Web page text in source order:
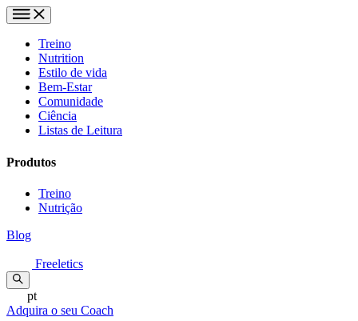
Treino
Nutrition
Estilo de vida
Bem-Estar
Comunidade
Ciência
Listas de Leitura
Produtos
Treino
Nutrição
Blog
Freeletics
pt
Adquira o seu Coach